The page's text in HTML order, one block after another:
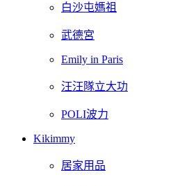
白沙屯媽祖
武德宮
Emily in Paris
汪汪隊立大功
POLI波力
Kikimmy
居家用品